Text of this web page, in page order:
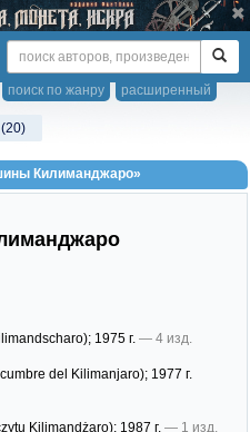
расширенный
поиск по жанру
Килиманджаро»
; 1975 г. — 4 изд.
del Kilimanjaro); 1977 г.
Kilimandżaro); 1987 г. — 1 изд.